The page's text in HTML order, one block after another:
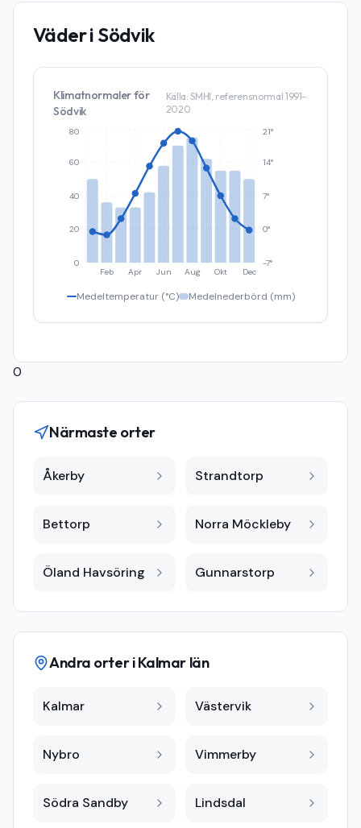
Väder i Södvik
Klimatnormaler för
Södvik
Källa: SMHI, referensnormal 1991–
2020
Feb Apr Jun Aug Okt Dec
0
20
40
60
80
-7°
0°
7°
14°
21°
Medeltemperatur (°C) Medelnederbörd (mm)
0
Närmaste orter
Åkerby Strandtorp
Bettorp Norra Möckleby
Öland Havsöring Gunnarstorp
Andra orter iKalmar län
Kalmar Västervik
Nybro Vimmerby
Södra Sandby Lindsdal